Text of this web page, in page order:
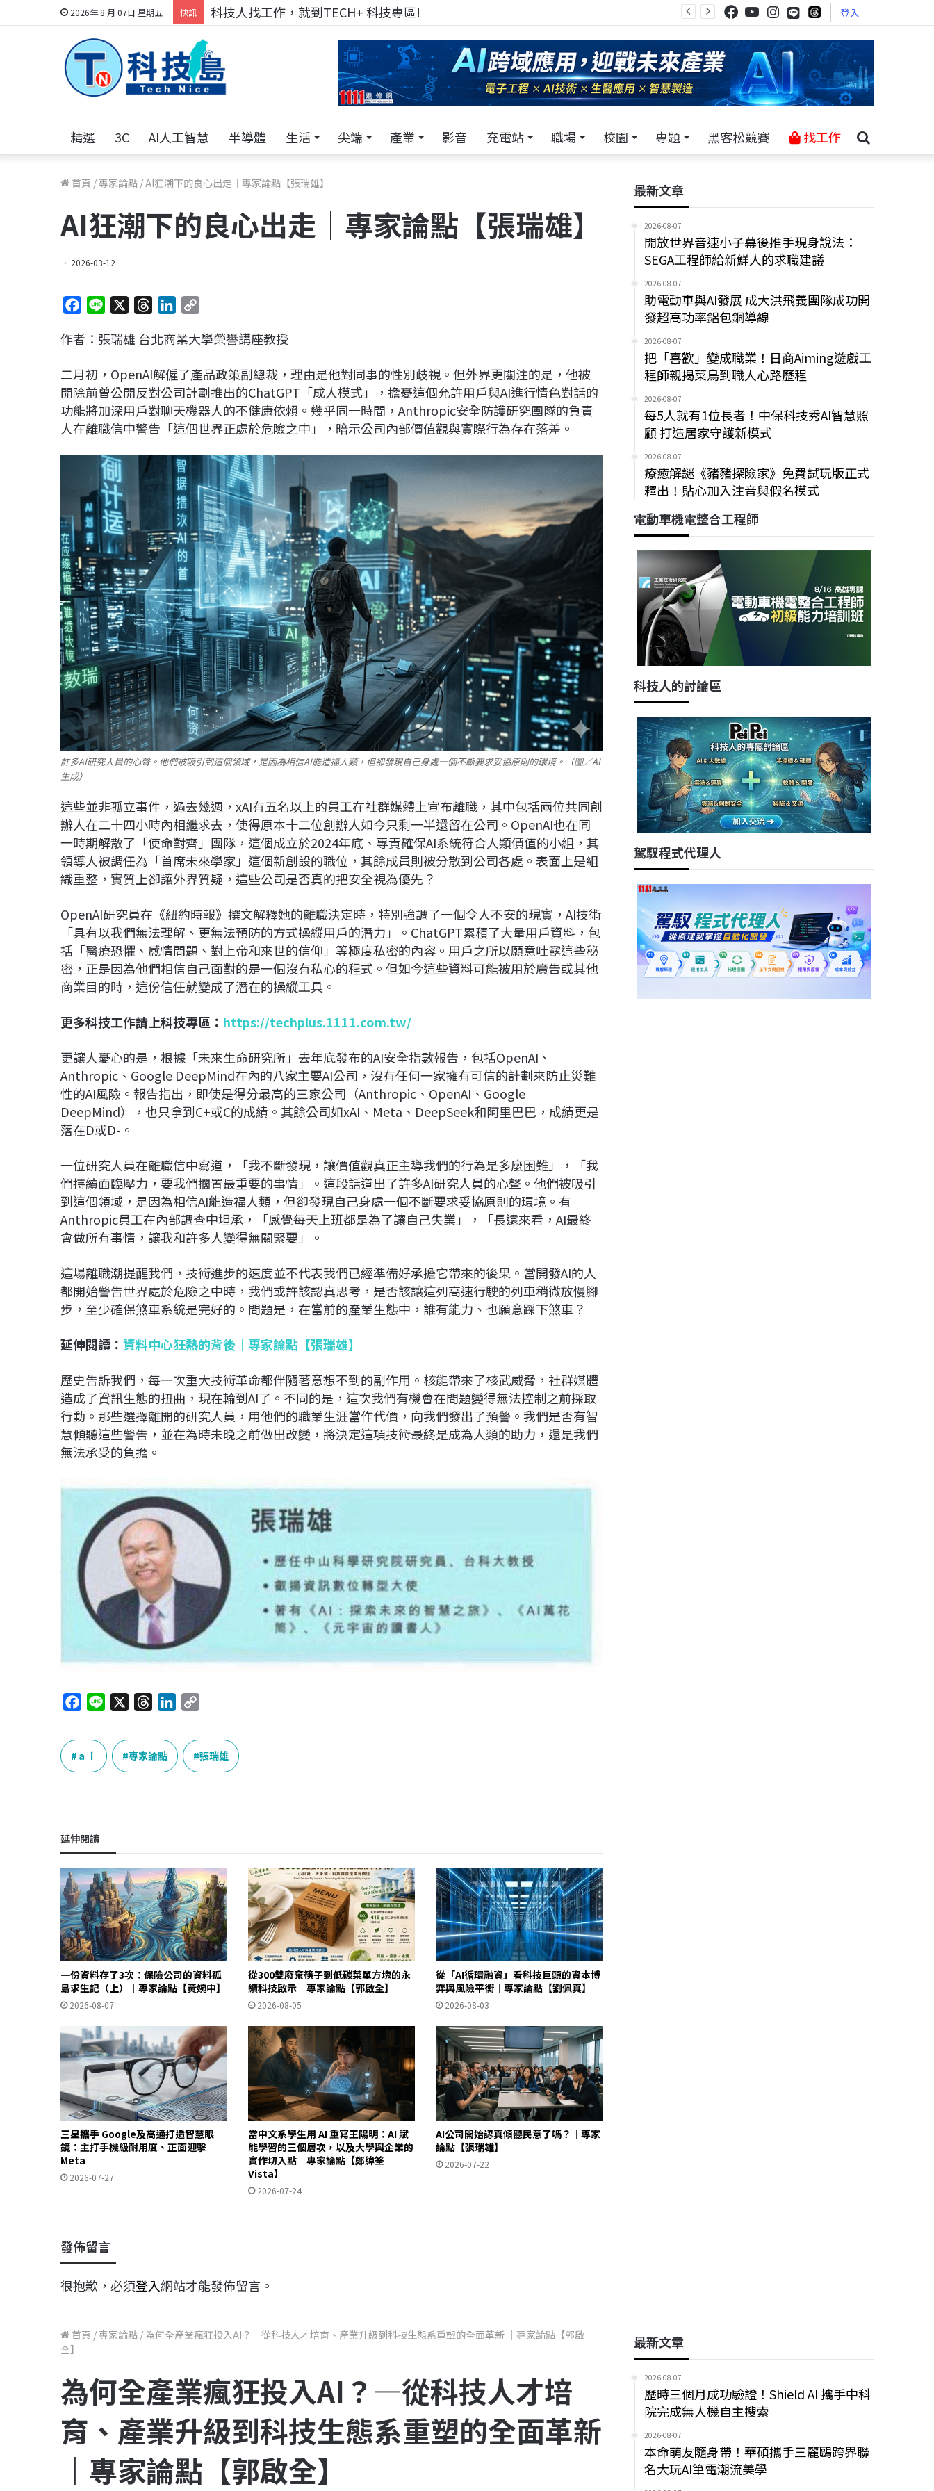
2026年 8 月 07日 星期五 快訊 跨世代的技術對話！來 Pei Pei 科技專區，用專業洞察引領學弟妹成長 登入
精選 3C AI人工智慧 半導體 生活 尖端 產業 影音 充電站 職場 校園 專題 黑客松競賽 找工作
首頁 /專家論點 /AI狂潮下的良心出走｜專家論點【張瑞雄】
AI狂潮下的良心出走｜專家論點【張瑞雄】
2026-03-12
c
b
o
o
k
n
r
a
d
s
n
e
d
I
n
p
L
i
n
k
作者：張瑞雄 台北商業大學榮譽講座教授
二月初，OpenAI解僱了產品政策副總裁，理由是他對同事的性別歧視。但外界更關注的是，他被
開除前曾公開反對公司計劃推出的ChatGPT「成人模式」，擔憂這個允許用戶與AI進行情色對話的
功能將加深用戶對聊天機器人的不健康依賴。幾乎同一時間，Anthropic安全防護研究團隊的負責
人在離職信中警告「這個世界正處於危險之中」，暗示公司內部價值觀與實際行為存在落差。
許多AI研究人員的心聲。他們被吸引到這個領域，是因為相信AI能造福人類，但卻發現自己身處一個不斷要求妥協原則的環境。（圖／AI
生成）
這些並非孤立事件，過去幾週，xAI有五名以上的員工在社群媒體上宣布離職，其中包括兩位共同創
辦人在二十四小時內相繼求去，使得原本十二位創辦人如今只剩一半還留在公司。OpenAI也在同
一時期解散了「使命對齊」團隊，這個成立於2024年底、專責確保AI系統符合人類價值的小組，其
領導人被調任為「首席未來學家」這個新創設的職位，其餘成員則被分散到公司各處。表面上是組
織重整，實質上卻讓外界質疑，這些公司是否真的把安全視為優先？
OpenAI研究員在《紐約時報》撰文解釋她的離職決定時，特別強調了一個令人不安的現實，AI技術
「具有以我們無法理解、更無法預防的方式操縱用戶的潛力」。ChatGPT累積了大量用戶資料，包
括「醫療恐懼、感情問題、對上帝和來世的信仰」等極度私密的內容。用戶之所以願意吐露這些秘
密，正是因為他們相信自己面對的是一個沒有私心的程式。但如今這些資料可能被用於廣告或其他
商業目的時，這份信任就變成了潛在的操縱工具。
更多科技工作請上科技專區： https://techplus.1111.com.tw/
更讓人憂心的是，根據「未來生命研究所」去年底發布的AI安全指數報告，包括OpenAI、
Anthropic、Google DeepMind在內的八家主要AI公司，沒有任何一家擁有可信的計劃來防止災難
性的AI風險。報告指出，即使是得分最高的三家公司（Anthropic、OpenAI、Google
DeepMind），也只拿到C+或C的成績。其餘公司如xAI、Meta、DeepSeek和阿里巴巴，成績更是
落在D或D-。
一位研究人員在離職信中寫道，「我不斷發現，讓價值觀真正主導我們的行為是多麼困難」，「我
們持續面臨壓力，要我們擱置最重要的事情」。這段話道出了許多AI研究人員的心聲。他們被吸引
到這個領域，是因為相信AI能造福人類，但卻發現自己身處一個不斷要求妥協原則的環境。有
Anthropic員工在內部調查中坦承，「感覺每天上班都是為了讓自己失業」，「長遠來看，AI最終
會做所有事情，讓我和許多人變得無關緊要」。
這場離職潮提醒我們，技術進步的速度並不代表我們已經準備好承擔它帶來的後果。當開發AI的人
都開始警告世界處於危險之中時，我們或許該認真思考，是否該讓這列高速行駛的列車稍微放慢腳
步，至少確保煞車系統是完好的。問題是，在當前的產業生態中，誰有能力、也願意踩下煞車？
延伸閱讀： 資料中心狂熱的背後｜專家論點【張瑞雄】
歷史告訴我們，每一次重大技術革命都伴隨著意想不到的副作用。核能帶來了核武威脅，社群媒體
造成了資訊生態的扭曲，現在輪到AI了。不同的是，這次我們有機會在問題變得無法控制之前採取
行動。那些選擇離開的研究人員，用他們的職業生涯當作代價，向我們發出了預警。我們是否有智
慧傾聽這些警告，並在為時未晚之前做出改變，將決定這項技術最終是成為人類的助力，還是我們
無法承受的負擔。
c
e
b
e
r
e
a
k
p
y
L
ａｉ 專家論點 張瑞雄
延伸閱讀
一份資料存了3次：保險公司的資料孤
島求生記（上）｜專家論點【黃婉中】
2026-08-07
從300雙廢棄筷子到低碳菜單方塊的永
續科技啟示｜專家論點【郭啟全】
2026-08-05
從「AI循環融資」看科技巨頭的資本博
弈與風險平衡｜專家論點【劉佩真】
2026-08-03
三星攜手 Google及高通打造智慧眼
鏡：主打手機級耐用度、正面迎擊
Meta
2026-07-27
當中文系學生用 AI 重寫王陽明：AI 賦
能學習的三個層次，以及大學與企業的
實作切入點｜專家論點【鄭緯筌
Vista】
2026-07-24
AI公司開始認真傾聽民意了嗎？｜專家
論點【張瑞雄】
2026-07-22
發佈留言
很抱歉，必須登入網站才能發佈留言。
最新文章
2026-08-07
開放世界音速小子幕後推手現身說法：
SEGA工程師給新鮮人的求職建議
2026-08-07
助電動車與AI發展 成大洪飛義團隊成功開
發超高功率鋁包銅導線
2026-08-07
把「喜歡」變成職業！日商Aiming遊戲工
程師親揭菜鳥到職人心路歷程
2026-08-07
每5人就有1位長者！中保科技秀AI智慧照
顧 打造居家守護新模式
2026-08-07
療癒解謎《豬豬探險家》免費試玩版正式
釋出！貼心加入注音與假名模式
電動車機電整合工程師
科技人的討論區
駕馭程式代理人